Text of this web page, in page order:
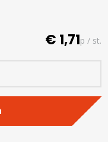
€ 1,71p / st.